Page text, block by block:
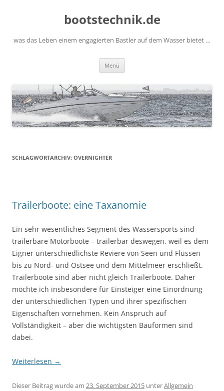
bootstechnik.de
was das Leben einem engagierten Bastler auf dem Wasser bietet …
Menü
SCHLAGWORTARCHIV: OVERNIGHTER
Trailerboote: eine Taxanomie
Ein sehr wesentliches Segment des Wassersports sind
trailerbare Motorboote – trailerbar deswegen, weil es dem
Eigner unterschiedlichste Reviere von Seen und Flüssen
bis zu Nord- und Ostsee und dem Mittelmeer erschließt.
Trailerboote sind aber nicht gleich Trailerboote. Daher
möchte ich insbesondere für Einsteiger eine Einordnung
der unterschiedlichen Typen und ihrer spezifischen
Eigenschaften vornehmen. Kein Anspruch auf
Vollständigkeit – aber die wichtigsten Bauformen sind
dabei.
Weiterlesen →
Dieser Beitrag wurde am 23. September 2015 unterAllgemein